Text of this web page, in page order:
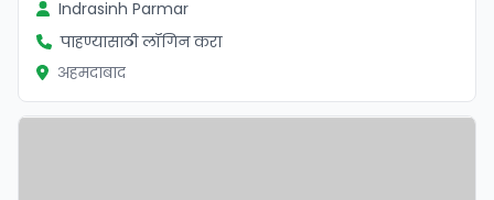
Indrasinh Parmar
पाहण्यासाठी लॉगिन करा
अहमदाबाद